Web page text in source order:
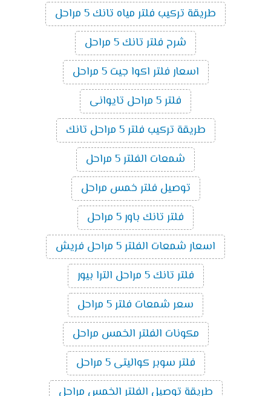
طريقة تركيب فلتر مياه تانك 5 مراحل
شرح فلتر تانك 5 مراحل
اسعار فلتر اكوا جيت 5 مراحل
فلتر 5 مراحل تايوانى
طريقة تركيب فلتر 5 مراحل تانك
شمعات الفلتر 5 مراحل
توصيل فلتر خمس مراحل
فلتر تانك باور 5 مراحل
اسعار شمعات الفلتر 5 مراحل فريش
فلتر تانك 5 مراحل الترا بيور
سعر شمعات فلتر 5 مراحل
مكونات الفلتر الخمس مراحل
فلتر سوبر كواليتى 5 مراحل
طريقة توصيل الفلتر الخمس مراحل